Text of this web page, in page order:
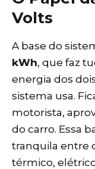
Volts
A base do
kWh, que faz
energia dos
sistema usa.
motorista,
do carro. Essa
tranquila entre
térmico,